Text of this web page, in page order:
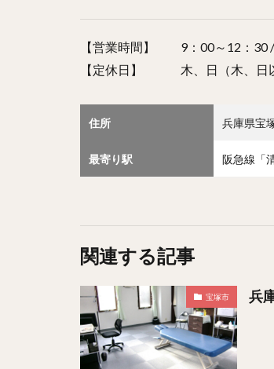
【営業時間】 9：00～12：30 /
【定休日】 木、日（木、日以
住所 兵庫県宝
最寄り駅 阪急線「
関連する記事
宝塚市 兵